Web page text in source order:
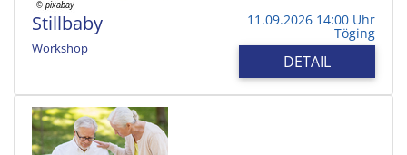
Stillbaby
Workshop
11.09.2026 14:00 Uhr
Töging
DETAIL